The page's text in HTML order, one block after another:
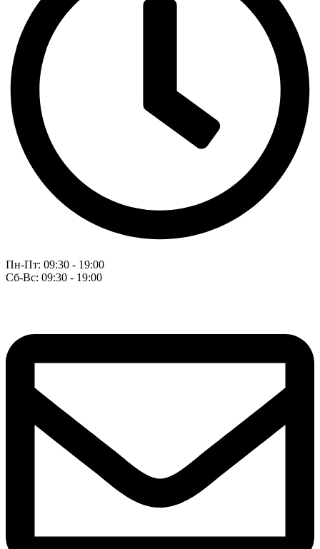
Пн-Пт: 09:30 - 19:00
Сб-Вс: 09:30 - 19:00